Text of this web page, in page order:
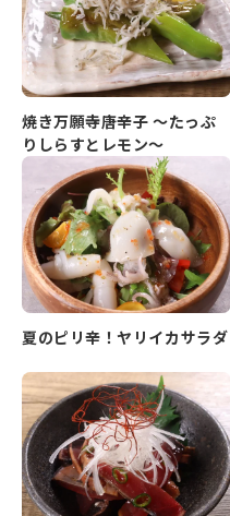
焼き万願寺唐辛子 ～たっぷ
りしらすとレモン～
夏のピリ辛！ヤリイカサラダ